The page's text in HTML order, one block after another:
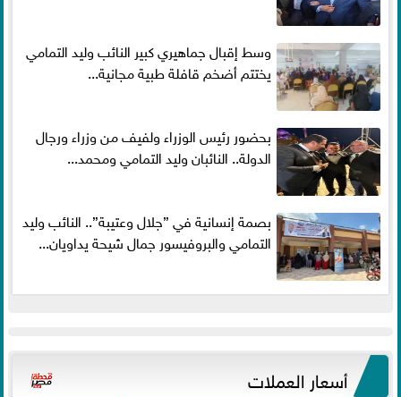
وسط إقبال جماهيري كبير النائب وليد التمامي
يختتم أضخم قافلة طبية مجانية...
بحضور رئيس الوزراء ولفيف من وزراء ورجال
الدولة.. النائبان وليد التمامي ومحمد...
بصمة إنسانية في ”جلال وعتيبة”.. النائب وليد
التمامي والبروفيسور جمال شيحة يداويان...
أسعار العملات